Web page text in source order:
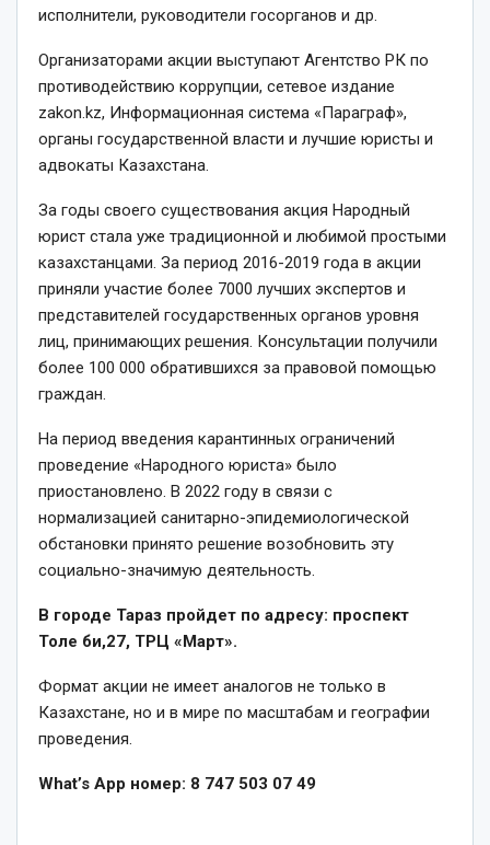
исполнители, руководители госорганов и др.
Организаторами акции выступают Агентство РК по
противодействию коррупции, сетевое издание
zakon.kz, Информационная система «Параграф»,
органы государственной власти и лучшие юристы и
адвокаты Казахстана.
За годы своего существования акция Народный
юрист стала уже традиционной и любимой простыми
казахстанцами. За период 2016-2019 года в акции
приняли участие более 7000 лучших экспертов и
представителей государственных органов уровня
лиц, принимающих решения. Консультации получили
более 100 000 обратившихся за правовой помощью
граждан.
На период введения карантинных ограничений
проведение «Народного юриста» было
приостановлено. В 2022 году в связи с
нормализацией санитарно-эпидемиологической
обстановки принято решение возобновить эту
социально-значимую деятельность.
В городе Тараз пройдет по адресу: проспект
Толе би,27, ТРЦ «Март».
Формат акции не имеет аналогов не только в
Казахстане, но и в мире по масштабам и географии
проведения.
What’s App номер: 8 747 503 07 49